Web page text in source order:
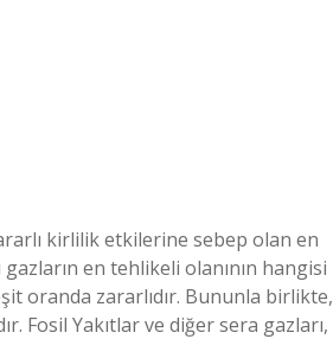
kirlilik etkilerine sebep olan en
en tehlikeli olanının hangisi
oranda zararlıdır. Bununla birlikte,
Fosil Yakıtlar ve diğer sera gazları,